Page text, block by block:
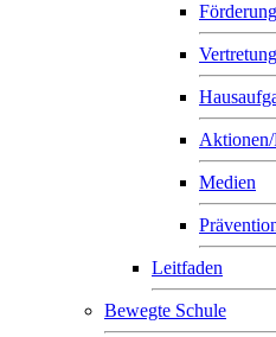
Förderung
Aktionen/
Medien
Leitfaden
Bewegte Schule